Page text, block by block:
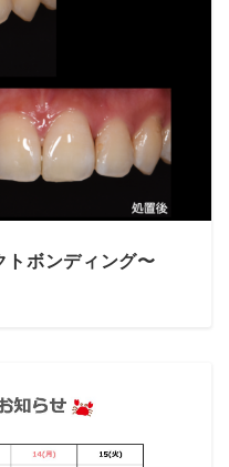
ボンディング〜